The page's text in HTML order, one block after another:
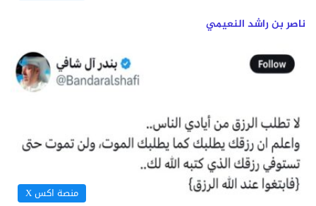
ناصر بن راشد النعيمي
منصة اكس X